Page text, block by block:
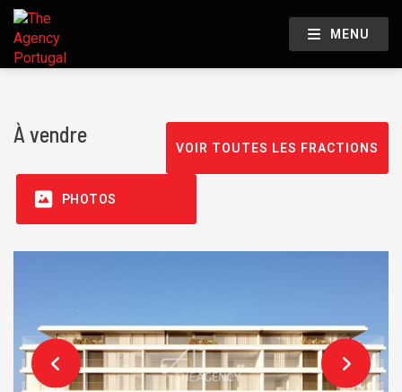
MENU
À vendre
VOIR TOUTES LES FRACTIONS
PHOTOS